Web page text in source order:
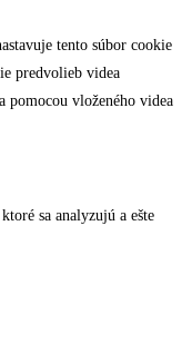
tento súbor cookie
predvolieb videa
pomocou vloženého videa
sa analyzujú a ešte